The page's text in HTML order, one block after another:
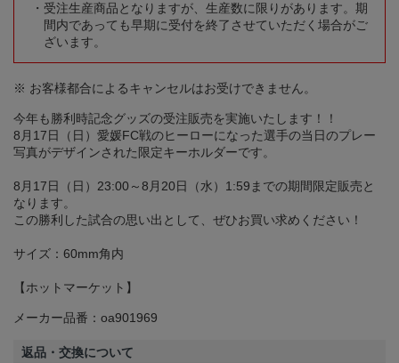
受注生産商品となりますが、生産数に限りがあります。期
間内であっても早期に受付を終了させていただく場合がご
ざいます。
※ お客様都合によるキャンセルはお受けできません。
今年も勝利時記念グッズの受注販売を実施いたします！！
8月17日（日）愛媛FC戦のヒーローになった選手の当日のプレー
写真がデザインされた限定キーホルダーです。
8月17日（日）23:00～8月20日（水）1:59までの期間限定販売と
なります。
この勝利した試合の思い出として、ぜひお買い求めください！
サイズ：60mm角内
【ホットマーケット】
メーカー品番：oa901969
返品・交換について